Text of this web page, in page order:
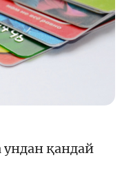
ундан қандай